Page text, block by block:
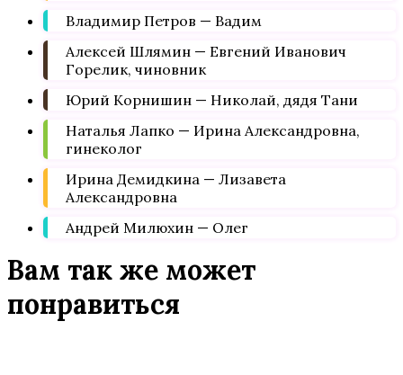
Владимир Петров — Вадим
Алексей Шлямин — Евгений Иванович
Горелик, чиновник
Юрий Корнишин — Николай, дядя Тани
Наталья Лапко — Ирина Александровна,
гинеколог
Ирина Демидкина — Лизавета
Александровна
Андрей Милюхин — Олег
Вам так же может
понравиться